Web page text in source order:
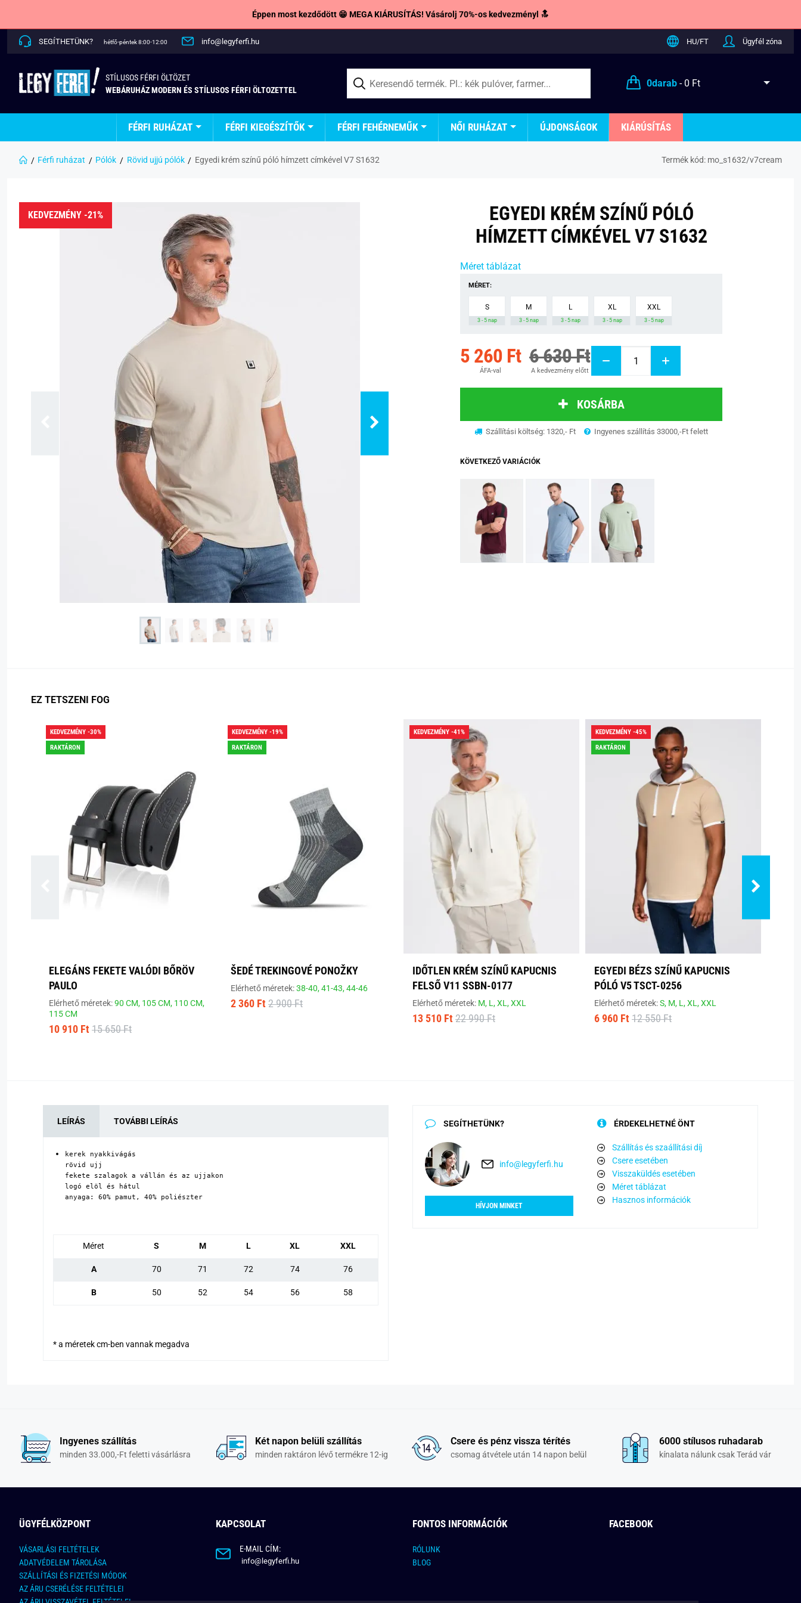
Éppen most kezdődött 😁 MEGA KIÁRUSÍTÁS! Vásárolj 70%-os kedvezményl 🔝
SEGÍTHETÜNK? hétfő-péntek 8:00-12:00 info@legyferfi.hu HU/FT Ügyfél zóna
STÍLUSOS FÉRFI ÖLTÖZET
WEBÁRUHÁZ MODERN ÉS STÍLUSOS FÉRFI ÖLTOZETTEL
0darab- 0 Ft
FÉRFI RUHÁZAT FÉRFI KIEGÉSZÍTŐK FÉRFI FEHÉRNEMŰK NŐI RUHÁZAT ÚJDONSÁGOK KIÁRÚSÍTÁS
Férfi ruházat Pólók Rövid ujjú pólók Egyedi krém színű póló hímzett címkével V7 S1632 Termék kód: mo_s1632/v7cream
KEDVEZMÉNY -21%
EGYEDI KRÉM SZÍNŰ PÓLÓ
HÍMZETT CÍMKÉVEL V7 S1632
Méret táblázat
MÉRET:
S
3 - 5 nap
M
3 - 5 nap
L
3 - 5 nap
XL
3 - 5 nap
XXL
3 - 5 nap
5 260 Ft
ÁFA-val
6 630 Ft
A kedvezmény előtt
KOSÁRBA
Szállítási költség: 1320,- Ft Ingyenes szállítás 33000,-Ft felett
KÖVETKEZŐ VARIÁCIÓK
EZ TETSZENI FOG
KEDVEZMÉNY -30%
RAKTÁRON
ELEGÁNS FEKETE VALÓDI BŐRÖV
PAULO
Elérhető méretek:90 CM, 105 CM, 110 CM,
115 CM
10 910 Ft 15 650 Ft
KEDVEZMÉNY -19%
RAKTÁRON
ŠEDÉ TREKINGOVÉ PONOŽKY
Elérhető méretek:38-40,41-43,44-46
2 360 Ft 2 900 Ft
KEDVEZMÉNY -41%
IDŐTLEN KRÉM SZÍNŰ KAPUCNIS
FELSŐ V11 SSBN-0177
Elérhető méretek: M, L,XL,XXL
13 510 Ft 22 990 Ft
KEDVEZMÉNY -45%
RAKTÁRON
EGYEDI BÉZS SZÍNŰ KAPUCNIS
PÓLÓ V5 TSCT-0256
Elérhető méretek:S, M, L,XL,XXL
6 960 Ft 12 550 Ft
LEÍRÁS TOVÁBBI LEÍRÁS
kerek nyakkivágás
rövid ujj
fekete szalagok a vállán és az ujjakon
logó elöl és hátul
anyaga: 60% pamut, 40% poliészter
Méret S M L XL XXL
A 70 71 72 74 76
B 50 52 54 56 58
* a méretek cm-ben vannak megadva
SEGÍTHETÜNK?
info@legyferfi.hu
HÍVJON MINKET
ÉRDEKELHETNÉ ÖNT
Szállítás és szaállítási díj
Csere esetében
Visszaküldés esetében
Méret táblázat
Hasznos információk
Ingyenes szállítás
minden 33.000,-Ft feletti vásárlásra
Két napon belüli szállítás
minden raktáron lévő termékre 12-ig
Csere és pénz vissza térítés
csomag átvétele után 14 napon belül
6000 stílusos ruhadarab
kínalata nálunk csak Terád vár
ÜGYFÉLKÖZPONT
VÁSARLÁSI FELTÉTELEK
ADATVÉDELEM TÁROLÁSA
SZÁLLÍTÁSI ÉS FIZETÉSI MÓDOK
AZ ÁRU CSERÉLÉSE FELTÉTELEI
KAPCSOLAT
E-MAIL CÍM:
info@legyferfi.hu
FONTOS INFORMÁCIÓK
RÓLUNK
BLOG
FACEBOOK